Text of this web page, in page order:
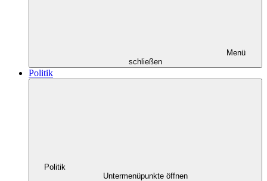
Menü
schließen
Politik
Politik
Untermenüpunkte öffnen